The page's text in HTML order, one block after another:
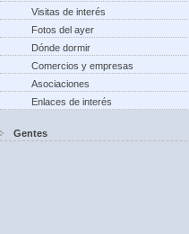
Visitas de interés
Fotos del ayer
Dónde dormir
Comercios y empresas
Asociaciones
Enlaces de interés
Gentes